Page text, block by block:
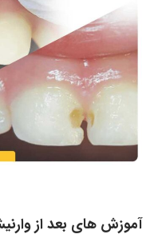
آموزش های بعد از